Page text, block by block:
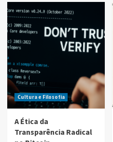
Cultura e Filosofia
A Ética da
Transparência Radical